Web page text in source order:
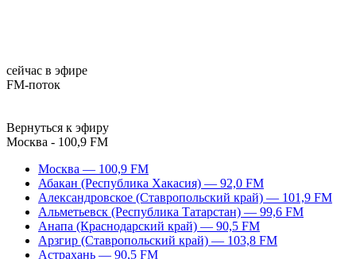
сейчас в эфире
FM-поток
Вернуться к эфиру
Москва - 100,9 FM
Москва — 100,9 FM
Абакан (Республика Хакасия) — 92,0 FM
Александровское (Ставропольский край) — 101,9 FM
Альметьевск (Республика Татарстан) — 99,6 FM
Анапа (Краснодарский край) — 90,5 FM
Арзгир (Ставропольский край) — 103,8 FM
Астрахань — 90,5 FM